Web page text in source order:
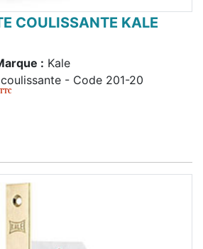
COULISSANTE KALE
: Kale
- Code 201-20